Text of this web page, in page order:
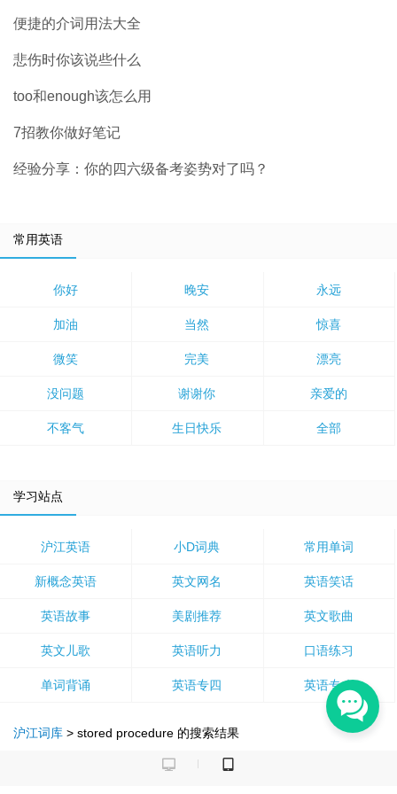
便捷的介词用法大全
悲伤时你该说些什么
too和enough该怎么用
7招教你做好笔记
经验分享：你的四六级备考姿势对了吗？
常用英语
你好 晚安 永远
加油 当然 惊喜
微笑 完美 漂亮
没问题 谢谢你 亲爱的
不客气 生日快乐 全部
学习站点
沪江英语 小D词典 常用单词
新概念英语 英文网名 英语笑话
英语故事 美剧推荐 英文歌曲
英文儿歌 英语听力 口语练习
单词背诵 英语专四 英语专八
沪江词库 > stored procedure 的搜索结果